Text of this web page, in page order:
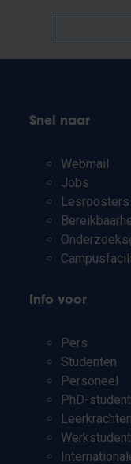
Snel naar
Webmail
Jobs
Lesroosters
Info voor
Pers
Studenten
Personeel
PhD-